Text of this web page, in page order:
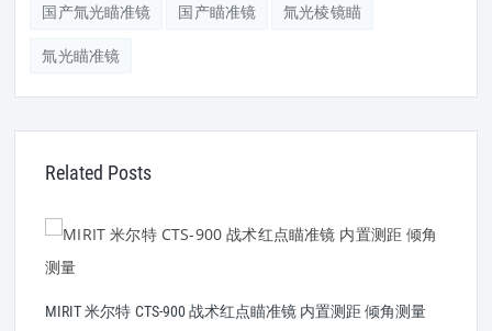
国产氚光瞄准镜 国产瞄准镜 氚光棱镜瞄
氚光瞄准镜
Related Posts
MIRIT 米尔特 CTS-900 战术红点瞄准镜 内置测距 倾角测量